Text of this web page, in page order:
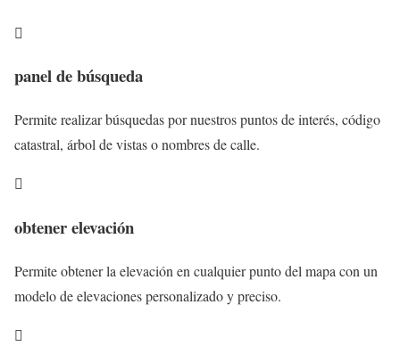

panel de búsqueda
Permite realizar búsquedas por nuestros puntos de interés, código
catastral, árbol de vistas o nombres de calle.

obtener elevación
Permite obtener la elevación en cualquier punto del mapa con un
modelo de elevaciones personalizado y preciso.
